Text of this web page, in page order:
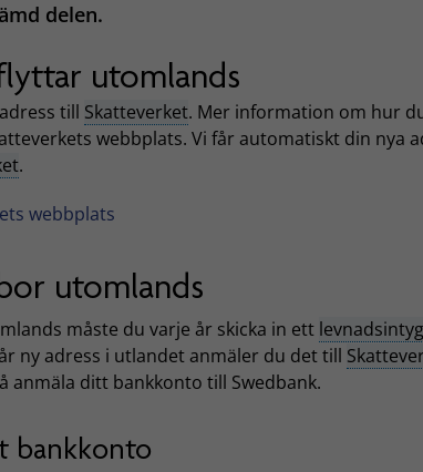
delen.
utomlands
till Skatteverket. Mer information om hur
webbplats. Vi får automatiskt din nya
.
webbplats
utomlands
måste du varje år skicka in ett levnadsintyg
ny adress i utlandet anmäler du det till
anmäla ditt bankkonto till Swedbank.
bankkonto